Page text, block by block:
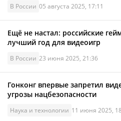
В России 05 августа 2025, 17:11
Ещё не настал: российские
лучший год для видеоигр
В России 23 июня 2025, 21:36
Гонконг впервые запретил
угрозы нацбезопасности
Наука и технологии 11 июня 2025,